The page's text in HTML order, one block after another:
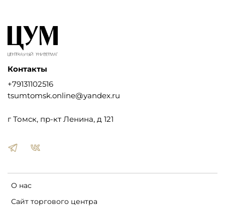
О нас
Сайт торгового центра
Контакты
+79131102516
tsumtomsk.online@yandex.ru
г Томск, пр-кт Ленина, д 121